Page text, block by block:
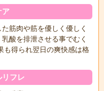
ア
筋肉や筋を優しく優しく
酸を排泄させる事でむく
も得られ翌日の爽快感は格
リフレ